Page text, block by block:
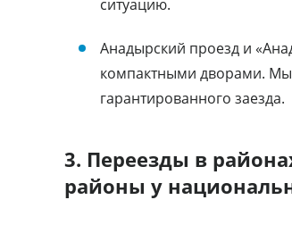
ситуацию.
Анадырский проезд и
компактными дворами.
гарантированного заезда.
3. Переезды в
районы у